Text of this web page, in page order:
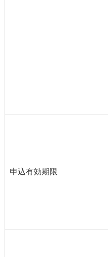
申込有効期限